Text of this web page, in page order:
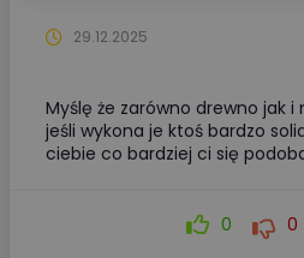
29.12.2025
Myślę że zarówno drewno jak
jeśli wykona je ktoś bardzo
ciebie co bardziej ci się
0 0